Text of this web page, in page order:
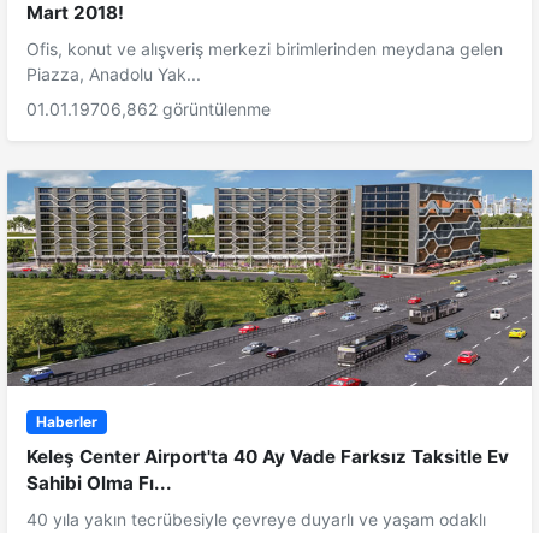
Mart 2018!
Ofis, konut ve alışveriş merkezi birimlerinden meydana gelen
Piazza, Anadolu Yak...
01.01.19706,862 görüntülenme
Haberler
Keleş Center Airport'ta 40 Ay Vade Farksız Taksitle Ev
Sahibi Olma Fı...
40 yıla yakın tecrübesiyle çevreye duyarlı ve yaşam odaklı